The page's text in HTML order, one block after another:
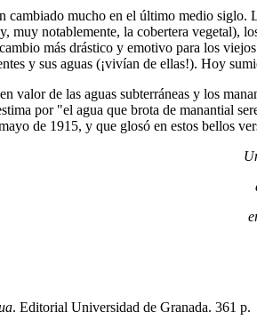
cambiado mucho en el último medio
muy notablemente, la cobertera vegetal),
más drástico y emotivo para los
y sus aguas (¡vivían de ellas!). Hoy
valor de las aguas subterráneas y los
por "el agua que brota de manantial
de 1915, y que glosó en estos bellos
. Editorial Universidad de Granada. 361 p.